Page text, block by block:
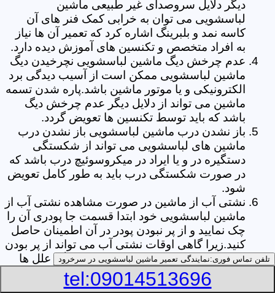
دیگر دلایل سروصدای غیر طبیعی ماشین
لباسشویی می توان به خرابی کمک فنر های آن
کاسه نمد و بلبرینگ اشاره کرد که تعمیر آن ها نیاز
به افراد متخصص و تکنسین های آموزش دیده دارد.
عدم چرخش دیگ ماشین لباسشویی نچرخیدن دیگ
ماشین لباسشویی ممکن است از آسیب دیدگی برد
الکترونیکی و یا موتور ماشین باشد.پاره شدن تسمه
ماشین می تواند از دلایل دیگر عدم چرخش دیگ
باشد که باید توسط تکنسین ها تعویض گردد.
باز نشدن درب ماشین لباسشویی باز نشدن درب
ماشین های لباسشویی می تواند از شکستگی
دستگیره در و یا ایراد در میکروسوئیچ درب باشد که
در صورت شکستگی درب باید به طور کامل تعویض
شود.
نشتی آب از ماشین در صورت مشاهده نشتی آب از
ماشین لباسشویی خود ابتدا قسمت جا پودری آن را
چک نمایید و از پر نبودن پودر در آن اطمینان حاصل
کنید.زیرا گاهی اوقات نشتی آب می تواند از پر بودن
بیش از حد جا پودری از پودر باشد.از دیگر علل ها
می توان به پارگی لاستیک دور درب ماشین شلنگ
تخلیه خرطومی زیر دیگ و یا شکستگی دیگ ماشین
تلفن تماس فوری:نمایندگی تعمیر ماشین لباسشویی در سرخرود
tel:09014513696